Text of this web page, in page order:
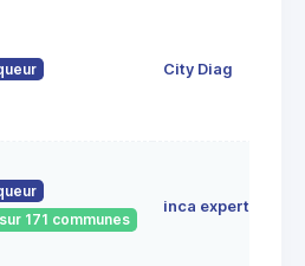
City Diag
171 communes
inca expertises